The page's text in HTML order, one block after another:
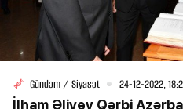
Gündəm / Siyasət 24-12-2022,
İlham Əliyev Qərbi